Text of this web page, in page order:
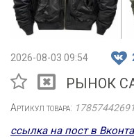
2026-08-03 09:54
РЫНОК
Артикул товара:
ссылка на пост в